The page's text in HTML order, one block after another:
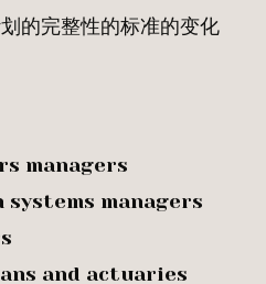
的完整性的标准的变化
managers
managers
and actuaries